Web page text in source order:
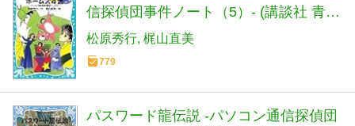
信探偵団事件ノート（5）- (講談社 青い
鳥文庫)
松原秀行 梶山直美
779
パスワード龍伝説 -パソコン通信探偵団